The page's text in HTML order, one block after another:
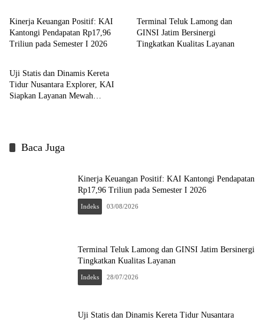
Kinerja Keuangan Positif: KAI
Kantongi Pendapatan Rp17,96
Triliun pada Semester I 2026
Terminal Teluk Lamong dan
GINSI Jatim Bersinergi
Tingkatkan Kualitas Layanan
Indeks
Uji Statis dan Dinamis Kereta
Tidur Nusantara Explorer, KAI
Siapkan Layanan Mewah
Baca Juga
Kinerja Keuangan Positif: KAI Kantongi Pendapatan
Rp17,96 Triliun pada Semester I 2026
Indeks 03/08/2026
Terminal Teluk Lamong dan GINSI Jatim Bersinergi
Tingkatkan Kualitas Layanan
Indeks 28/07/2026
Uji Statis dan Dinamis Kereta Tidur Nusantara